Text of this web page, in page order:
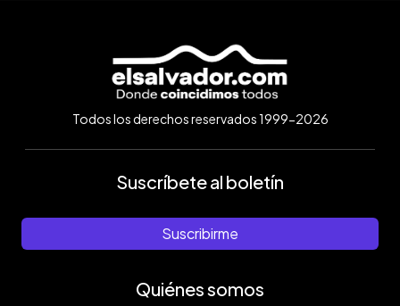
Todos los derechos reservados 1999-2026
Suscríbete al boletín
Suscribirme
Quiénes somos